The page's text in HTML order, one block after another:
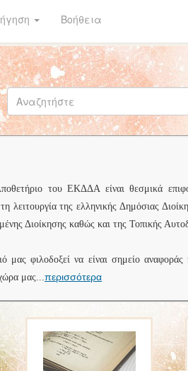
Βοήθεια
του ΕΚΔΔΑ είναι θεσμικά
λειτουργία της ελληνικής Δημόσιας
Διοίκησης καθώς και της Τοπικής
μας φιλοδοξεί να είναι σημείο
μας...περισσότερα